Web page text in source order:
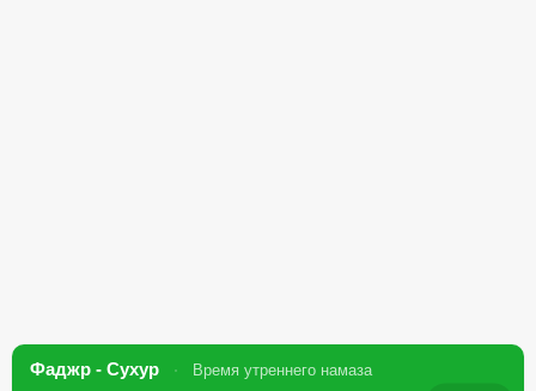
Фаджр - Сухур Время утреннего намаза